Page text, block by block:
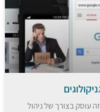
זה עוסק בצורך של ניהול